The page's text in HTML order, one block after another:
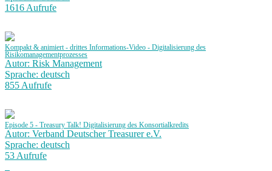
1616 Aufrufe
Kompakt & animiert - drittes Informations-Video - Digitalisierung des
Risikomanagementprozesses
Autor: Risk Management
Sprache: deutsch
855 Aufrufe
Episode 5 - Treasury Talk! Digitalisierung des Konsortialkredits
Autor: Verband Deutscher Treasurer e.V.
Sprache: deutsch
53 Aufrufe